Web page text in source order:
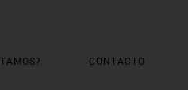
CONTACTO